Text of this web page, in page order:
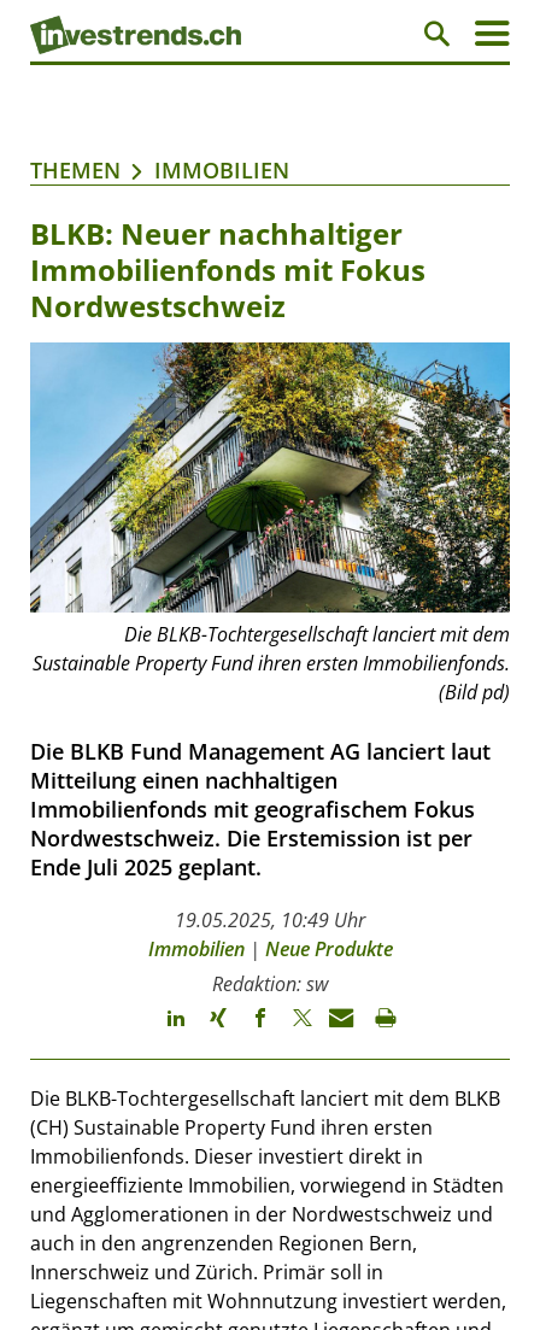
THEMEN IMMOBILIEN
BLKB: Neuer nachhaltiger
Immobilienfonds mit Fokus
Nordwestschweiz
Die BLKB-Tochtergesellschaft lanciert mit dem
Sustainable Property Fund ihren ersten Immobilienfonds.
(Bild pd)
Die BLKB Fund Management AG lanciert laut
Mitteilung einen nachhaltigen
Immobilienfonds mit geografischem Fokus
Nordwestschweiz. Die Erstemission ist per
Ende Juli 2025 geplant.
19.05.2025, 10:49 Uhr
Immobilien| Neue Produkte
Redaktion: sw
Die BLKB-Tochtergesellschaft lanciert mit dem BLKB
(CH) Sustainable Property Fund ihren ersten
Immobilienfonds. Dieser investiert direkt in
energieeffiziente Immobilien, vorwiegend in Städten
und Agglomerationen in der Nordwestschweiz und
auch in den angrenzenden Regionen Bern,
Innerschweiz und Zürich. Primär soll in
Liegenschaften mit Wohnnutzung investiert werden,